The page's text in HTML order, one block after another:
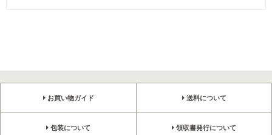
お買い物ガイド 送料について
包装について 領収書発行について